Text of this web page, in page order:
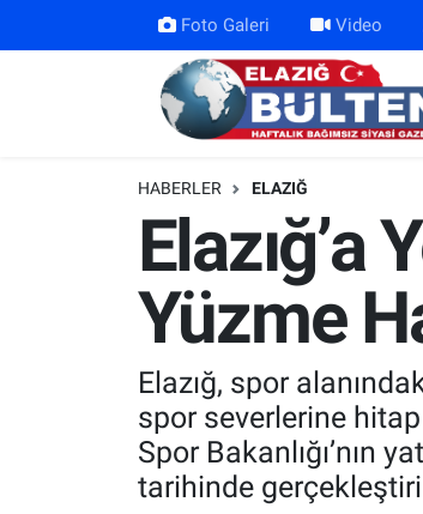
Foto Galeri Video
HABERLER ELAZIĞ
Elazığ’a
Yüzme
Elazığ, spor
spor severlerine
Spor Bakanlığı’nın
tarihinde
Ekonomi
Gündem
Kültür-Sanat
Nöbetçi Eczaneler
Namaz Vakitleri
Trafik Durumu
Süper Lig Puan Durumu ve Fikstür
Tüm Manşetler
Son Dakika Haberleri